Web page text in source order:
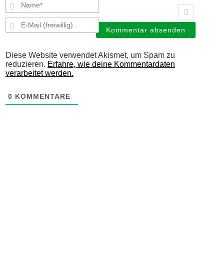
E-
Mail
(freiwillig)
Diese Website verwendet Akismet, um Spam zu
reduzieren. Erfahre, wie deine Kommentardaten
verarbeitet werden.
0 KOMMENTARE